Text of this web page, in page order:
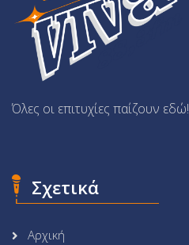
Όλες οι επιτυχίες παίζουν εδώ!
Σχετικά
Αρχική